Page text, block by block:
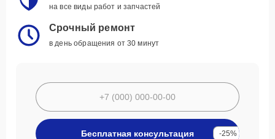
на все виды работ и запчастей
Срочный ремонт
в день обращения от 30 минут
Бесплатная консультация -25%